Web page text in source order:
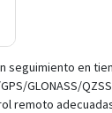
seguimiento en
GLONASS/